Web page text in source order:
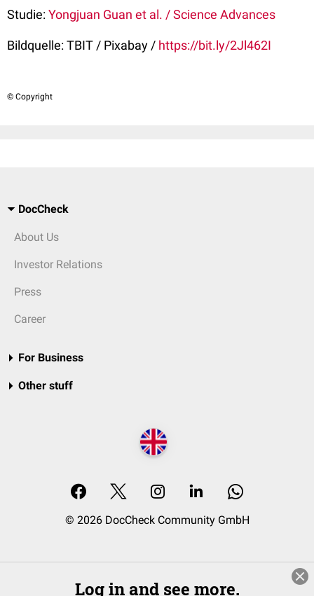
Studie:Yongjuan Guan et al. / Science Advances
Bildquelle: TBIT / Pixabay / https://bit.ly/2Jl462I
© Copyright
DocCheck
About Us
Investor Relations
Press
Career
For Business
Other stuff
© 2026 DocCheck Community GmbH
Log in and see more.